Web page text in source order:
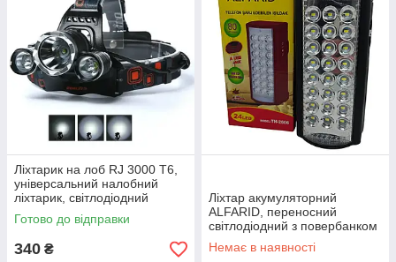
Ліхтарик на лоб RJ 3000 T6,
універсальний налобний
ліхтарик, світлодіодний
BR00063
Готово до відправки
340 ₴
Ліхтар акумуляторний
ALFARID, переносний
світлодіодний з повербанком
вбудований акумулятор 1,2
ампера
Немає в наявності